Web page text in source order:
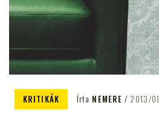
KRITIKÁK Írta NEMERE 2013/